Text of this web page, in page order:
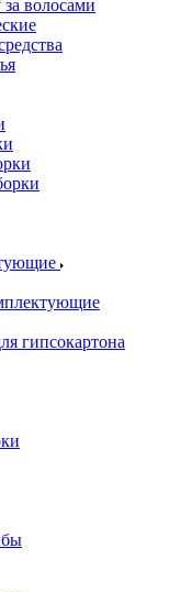
волосами
гипсокартона